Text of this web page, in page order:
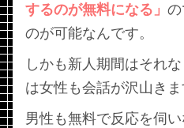
するのが無料になる」
のが可能なんです。
しかも新人期間はそれ
は女性も会話が沢山きま
男性も無料で反応を伺